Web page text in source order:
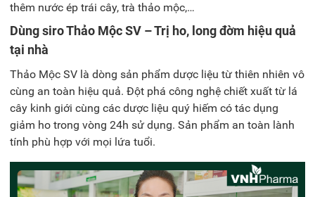
thêm nước ép trái cây, trà thảo mộc,…
Dùng siro Thảo Mộc SV – Trị ho, long đờm hiệu quả
tại nhà
Thảo Mộc SV là dòng sản phẩm dược liệu từ thiên nhiên vô
cùng an toàn hiệu quả. Đột phá công nghệ chiết xuất từ lá
cây kinh giới cùng các dược liệu quý hiếm có tác dụng
giảm ho trong vòng 24h sử dụng. Sản phẩm an toàn lành
tính phù hợp với mọi lứa tuổi.